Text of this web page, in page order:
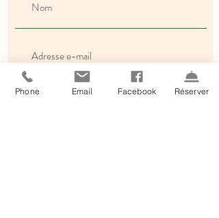
S'inscrire
Phone Email Facebook Réserver